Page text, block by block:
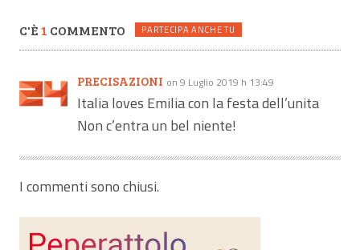
C'È1 COMMENTO PARTECIPA ANCHE TU
PRECISAZIONI on 9 Luglio 2019 h 13:49
Italia loves Emilia con la festa dell’unita
Non c’entra un bel niente!
I commenti sono chiusi.